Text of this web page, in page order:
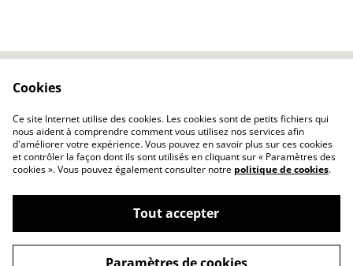
Politique de
confidentialité
Politique de cookies
©2026Poëco
Cookies
Ce site Internet utilise des cookies. Les cookies sont de petits fichiers qui
nous aident à comprendre comment vous utilisez nos services afin
d'améliorer votre expérience. Vous pouvez en savoir plus sur ces cookies
et contrôler la façon dont ils sont utilisés en cliquant sur « Paramètres des
cookies ». Vous pouvez également consulter notre politique de cookies.
Tout accepter